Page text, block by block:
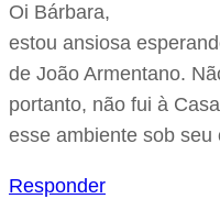
Oi Bárbara,
estou ansiosa
de João Armentano.
portanto, não fui à
esse ambiente sob seu
Responder